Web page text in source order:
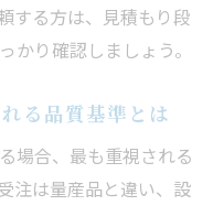
する方は、見積もり段
かり確認しましょう。
る品質基準とは
場合、最も重視される
注は量産品と違い、設